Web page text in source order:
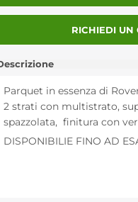
RICHIEDI UN
Parquet in essenza di
2 strati con multistrato,
spazzolata, finitura con
DISPONIBILIE FINO AD